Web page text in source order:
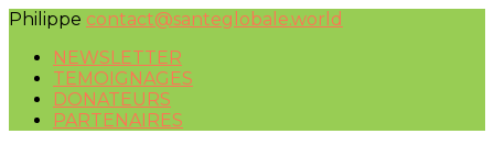
Philippe contact@santeglobale.world
NEWSLETTER
TEMOIGNAGES
DONATEURS
PARTENAIRES